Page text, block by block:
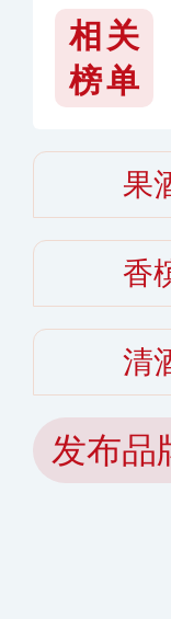
相关
榜单
果
香
清
发布品